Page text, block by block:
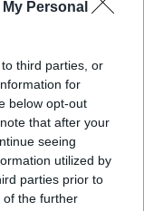
Personal
third parties, or
for
below opt-out
that after your
seeing
utilized by
parties prior to
of the further
estratègic que
força
i gairebé
també